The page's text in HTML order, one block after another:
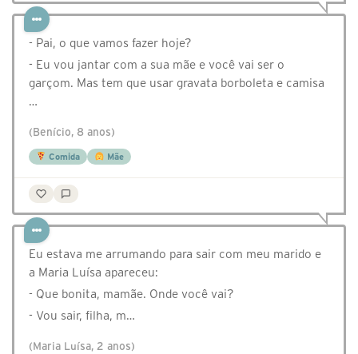
- Pai, o que vamos fazer hoje?
- Eu vou jantar com a sua mãe e você vai ser o
garçom. Mas tem que usar gravata borboleta e camisa
…
(Benício, 8 anos)
Comida Mãe
Eu estava me arrumando para sair com meu marido e
a Maria Luísa apareceu:
- Que bonita, mamãe. Onde você vai?
- Vou sair, filha, m…
(Maria Luísa, 2 anos)